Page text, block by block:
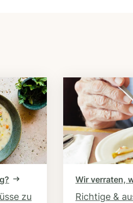
zu
Wir verraten,
Richtige &